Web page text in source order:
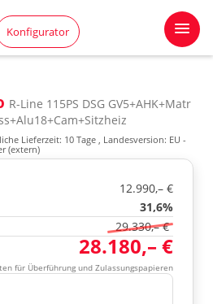
Konfigurator
R-Line 115PS DSG GV5+AHK+Matr
Lieferzeit: 10 Tage , Landesversion: EU -
(extern)
12.990,– €
31,6%
29.330,– €
28.180,– €
für Überführung und Zulassungspapieren